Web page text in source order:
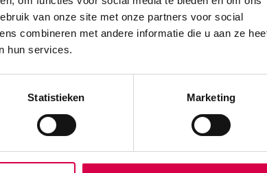
van onze site met onze partners voor social
combineren met andere informatie die u aan ze
hun services.
Statistieken Marketing